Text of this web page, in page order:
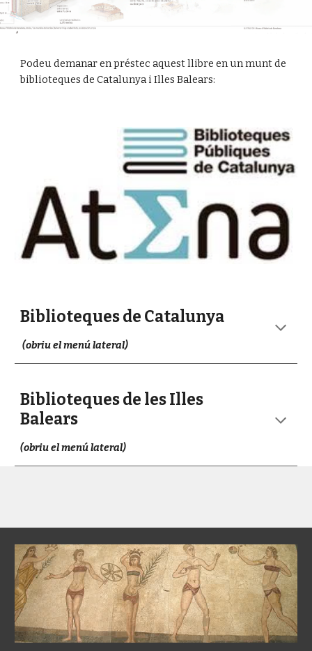
Podeu demanar en préstec aquest llibre en un munt de
biblioteques de Catalunya i Illes Balears:
Biblioteques de Catalunya
(obriu el menú lateral)
Biblioteques de les Illes
Balears
(obriu el menú lateral)